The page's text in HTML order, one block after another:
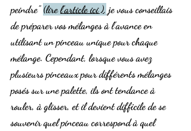
peindre" (lire l'article ici ), je vous conseillais
de préparer vos mélanges à l'avance en
utilisant un pinceau unique pour chaque
mélange. Cependant, lorsque vous avez
plusieurs pinceaux pour différents mélanges
posés sur une palette, ils ont tendance à
rouler, à glisser, et il devient difficile de se
souvenir quel pinceau correspond à quel